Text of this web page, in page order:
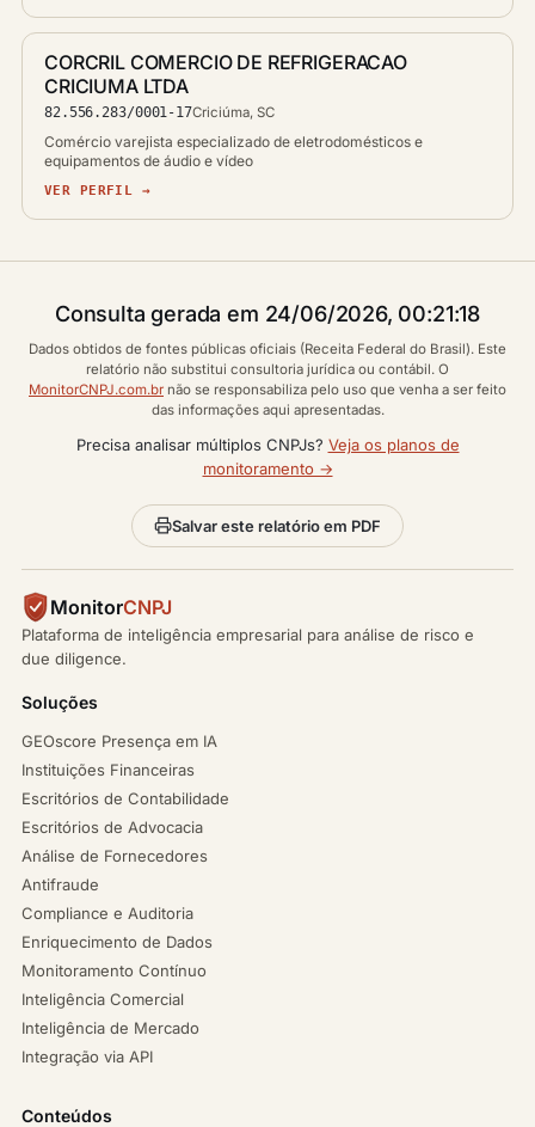
CORCRIL COMERCIO DE REFRIGERACAO
CRICIUMA LTDA
82.556.283/0001-17Criciúma, SC
Comércio varejista especializado de eletrodomésticos e
equipamentos de áudio e vídeo
VER PERFIL →
Consulta gerada em 24/06/2026, 00:21:18
Dados obtidos de fontes públicas oficiais (Receita Federal do Brasil). Este
relatório não substitui consultoria jurídica ou contábil. O
MonitorCNPJ.com.br não se responsabiliza pelo uso que venha a ser feito
das informações aqui apresentadas.
Precisa analisar múltiplos CNPJs? Veja os planos de
monitoramento →
Salvar este relatório em PDF
MonitorCNPJ
Plataforma de inteligência empresarial para análise de risco e
due diligence.
Soluções
GEOscore Presença em IA
Instituições Financeiras
Escritórios de Contabilidade
Escritórios de Advocacia
Análise de Fornecedores
Antifraude
Compliance e Auditoria
Enriquecimento de Dados
Monitoramento Contínuo
Inteligência Comercial
Inteligência de Mercado
Integração via API
Conteúdos